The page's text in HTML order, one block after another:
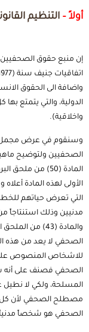
أولاً – التنظيم
إن منبع حقوق الصحفيين
واضافة الى الحقوق
الدولية، والتي يتمتع
واخلاقية).
وسنقوم في عرض مجمل
الصحفيين ولتوضيح
المادة (50) من
الأولى لهذه المادة
التي تعرض حياتهم
مدنيين وذلك استنتاجاً من
والمادة (43)
الصحفي لا يعد من هذه
للاشخاص المنصوص
الصحفي فصنف على أنه
المسلحة، ولكي لا نطيل
مصطلح الصحفي لأن كل
الصحفي هو شخصاً